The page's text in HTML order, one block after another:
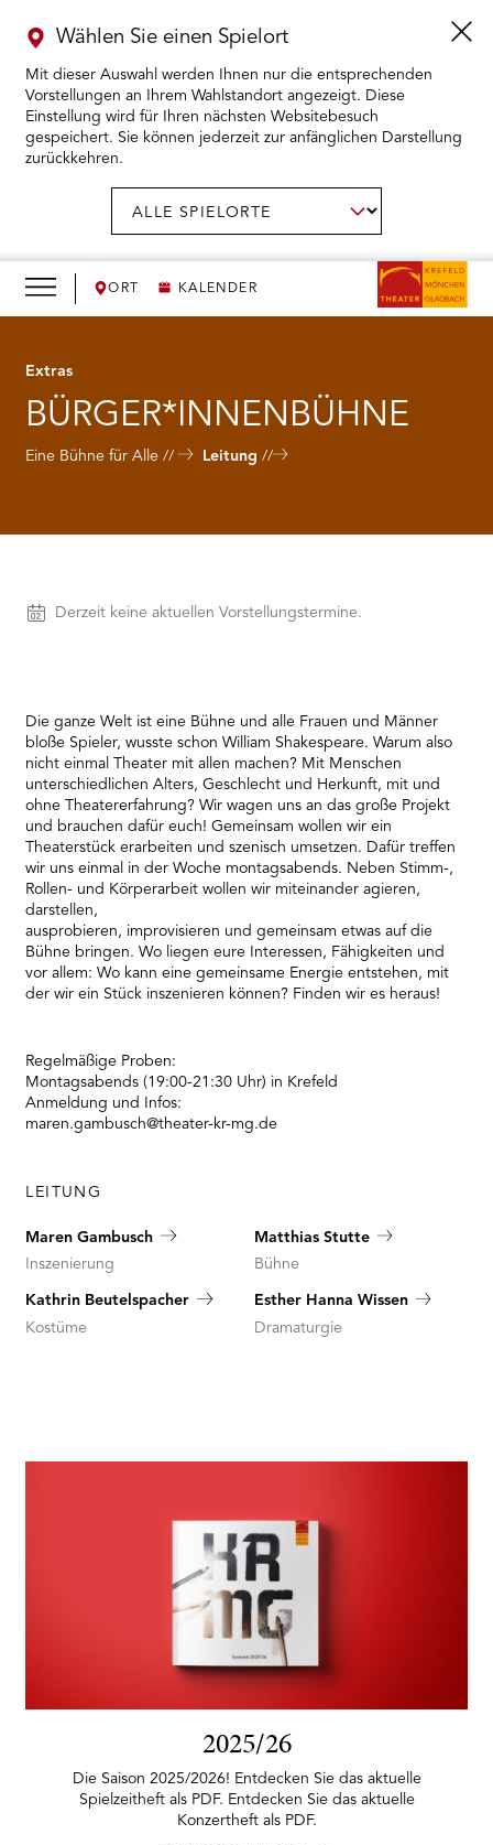
ORT KALENDER
Wählen Sie einen Spielort
Mit dieser Auswahl werden Ihnen nur die entsprechenden
Vorstellungen an Ihrem Wahlstandort angezeigt. Diese
Einstellung wird für Ihren nächsten Websitebesuch
gespeichert. Sie können jederzeit zur anfänglichen Darstellung
zurückkehren.
KARTENKAUF ÖFFNEN
WIR ÖFFNEN
DAS THEATER ÖFFNEN
THEATERPÄDAGOGIK ÖFFNEN
Extras
BÜRGER*INNENBÜHNE
Eine Bühne für Alle Leitung
Vorstellungen
Derzeit keine aktuellen Vorstellungstermine.
Die ganze Welt ist eine Bühne und alle Frauen und Männer
bloße Spieler, wusste schon William Shakespeare. Warum also
nicht einmal Theater mit allen machen? Mit Menschen
unterschiedlichen Alters, Geschlecht und Herkunft, mit und
ohne Theatererfahrung? Wir wagen uns an das große Projekt
und brauchen dafür euch! Gemeinsam wollen wir ein
Theaterstück erarbeiten und szenisch umsetzen. Dafür treffen
wir uns einmal in der Woche montagsabends. Neben Stimm-,
Rollen- und Körperarbeit wollen wir miteinander agieren,
darstellen,
ausprobieren, improvisieren und gemeinsam etwas auf die
Bühne bringen. Wo liegen eure Interessen, Fähigkeiten und
vor allem: Wo kann eine gemeinsame Energie entstehen, mit
der wir ein Stück inszenieren können? Finden wir es heraus!
Regelmäßige Proben:
Montagsabends (19:00-21:30 Uhr) in Krefeld
Anmeldung und Infos:
maren.gambusch@theater-kr-mg.de
LEITUNG
Maren Gambusch
Inszenierung
Matthias Stutte
Bühne
Kathrin Beutelspacher
Kostüme
Esther Hanna Wissen
Dramaturgie
2025/26
Die Saison 2025/2026! Entdecken Sie das aktuelle
Spielzeitheft als PDF. Entdecken Sie das aktuelle
Konzertheft als PDF.